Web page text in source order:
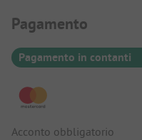
Informazioni sul
Pagamento
Pagamento in contanti
Acconto obbligatorio